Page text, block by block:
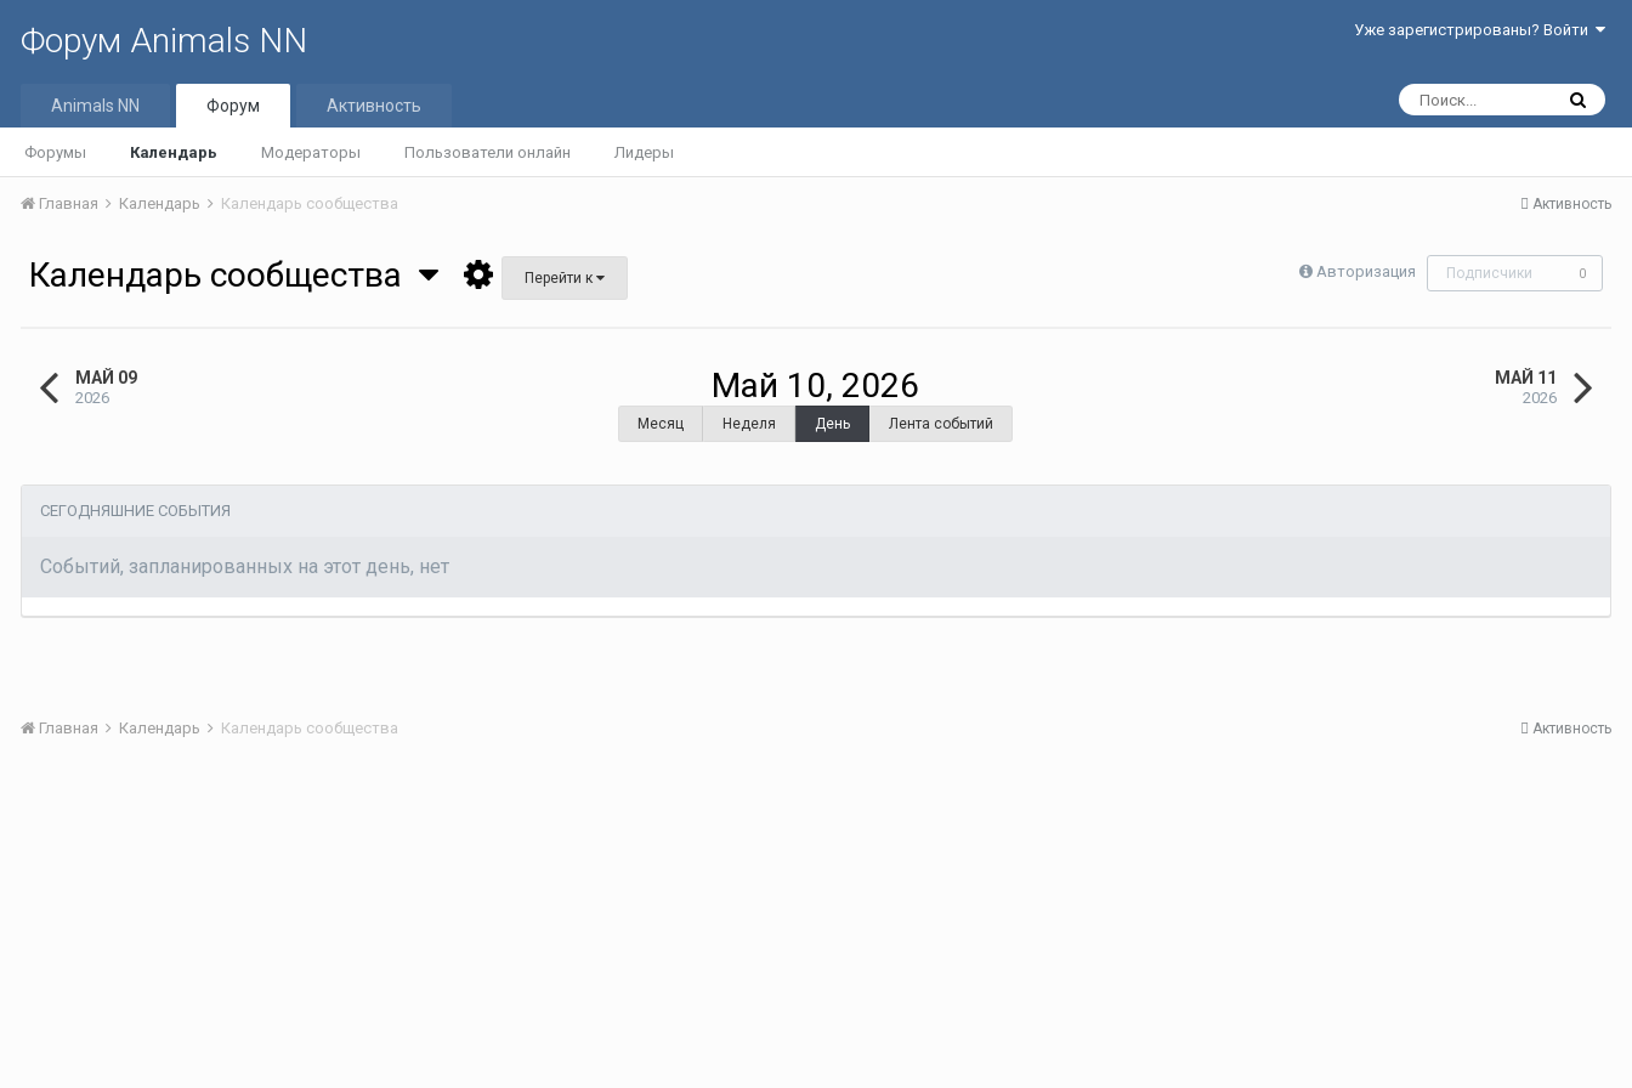
Форум Animals NN Уже зарегистрированы? Войти
Animals NN Форум
Форумы Календарь Модераторы Пользователи онлайн Лидеры
Активность
Активность
Главная Календарь Календарь сообщества
Авторизация Подписчики 0
Календарь сообщества Перейти к
МАЙ 09
2026 Май 10, 2026
Месяц Неделя День Лента событий
МАЙ 11
2026
СЕГОДНЯШНИЕ СОБЫТИЯ
Событий, запланированных на этот день, нет
Активность
Главная Календарь Календарь сообщества